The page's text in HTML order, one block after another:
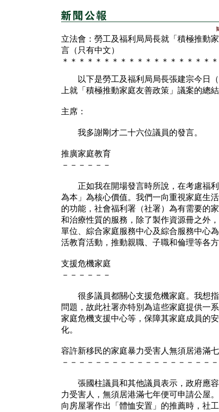
立法會：勞工及福利局局長就「積極推動
言（只有中文）
＊＊＊＊＊＊＊＊＊＊＊＊＊＊＊＊＊＊
以下是勞工及福利局局長張建宗今日（
上就「積極推動家庭友善政策」議案的總
主席：
我多謝剛才二十六位議員的發言。
推廣家庭教育
－－－－－－
正如我在開場發言時所說，在考慮福利
為本」為核心價值。我們一向重視家庭生
的功能，社會福利署（社署）為有需要的
和治療性質的服務，除了製作資源冊之外
單位、綜合家庭服務中心及綜合服務中心
活教育活動，推動親職、子職和倫理等各
支援危機家庭
－－－－－－
很多議員都關心支援危機家庭。我想指
問題，故此社署亦特別為這些家庭提供一
家庭危機支援中心等，保障其家庭成員的
化。
容許新移民的家庭暴力受害人無須居港滿
－－－－－－－－－－－－－－－－－－
張國柱議員和其他議員表示，政府應容
力受害人，無須居港滿七年便可申請公屋
向房屋署作出「體恤安置」的推薦時，社